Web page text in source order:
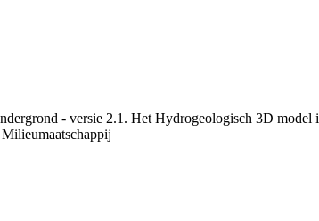
- versie 2.1. Het Hydrogeologisch 3D model